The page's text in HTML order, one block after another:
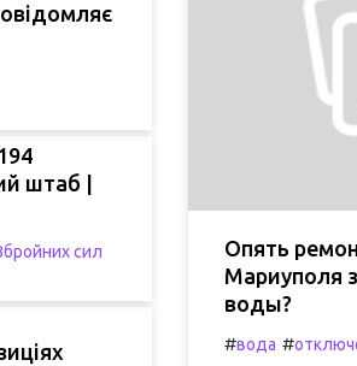
штаб |
сил
Опять
Мариуполя
воды?
#вода #